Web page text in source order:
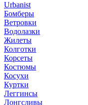
Urbanist
Бомберы
Ветровки
Водолазки
Жилеты
Колготки
Корсеты
Костюмы
Косухи
Куртки
Леггинсы
Лонгсливы